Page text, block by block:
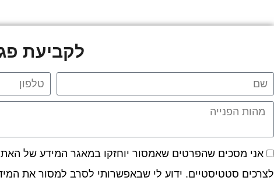
לקביעת
אני מסכים שהפרטים שאמסור יוחזקו במאגר המידע של
לצרכים סטטיסטיים. ידוע לי שבאפשרותי לסרב למסור את